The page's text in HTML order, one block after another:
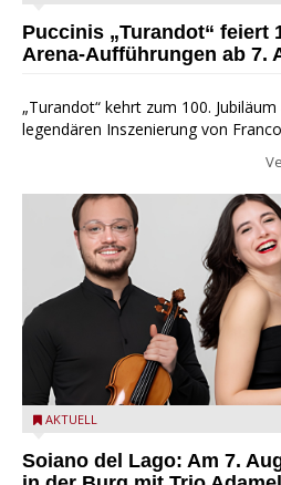
Puccinis „Turandot“ feiert
Arena-Aufführungen ab 7.
„Turandot“ kehrt zum 100.
legendären Inszenierung von
Trio Adamello
AKTUELL
Soiano del Lago: Am 7.